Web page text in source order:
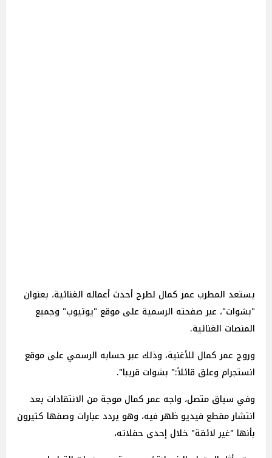
يستعد المطرب عمر كمال لطرح أحدث أعماله الغنائية، بعنوان
"بشوات"، عبر صفحته الرسمية على موقع "يوتيوب" وجميع
المنصات الغنائية.
وروج عمر كمال للأغنية، وذلك عبر حسابه الرسمي على موقع
انستجرام وعلق قائلاً:" بشوات قريبا".
وفي سياق متصل، واجه عمر كمال موجة من الانتقادات بعد
انتشار مقطع فيديو ظهر فيه، وهو يردد عبارات وصفها كثيرون
بأنها "غير لائقة" خلال إحدى حفلاته،